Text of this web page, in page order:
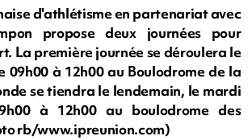
d'athlétisme en partenariat avec
propose deux journées pour
La première journée se déroulera le
09h00 à 12h00 au Boulodrome de la
se tiendra le lendemain, le mardi
à 12h00 au boulodrome des
rb/www.ipreunion.com)